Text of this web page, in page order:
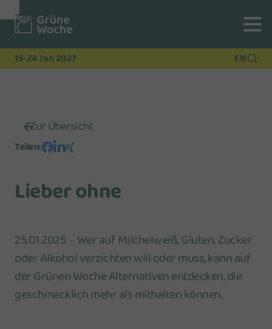
Zur
Navigation
Zur
Suche
15-24 Jan 2027 EN
Zur Übersicht
Teilen:
Lieber ohne
25.01.2025 Wer auf Milcheiweiß, Gluten, Zucker
oder Alkohol verzichten will oder muss, kann auf
der Grünen Woche Alternativen entdecken, die
geschmacklich mehr als mithalten können.